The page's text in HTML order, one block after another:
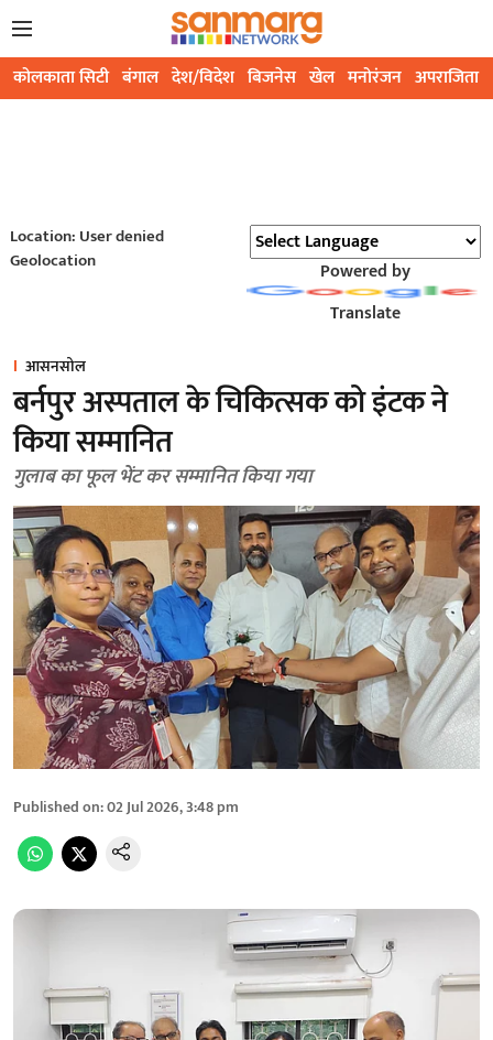
कोलकाता सिटी बंगाल देश/विदेश बिजनेस खेल मनोरंजन अपराजिता
Location: User denied
Geolocation
Powered by
Translate
आसनसोल
बर्नपुर अस्पताल के चिकित्सक को इंटक ने
किया सम्मानित
गुलाब का फूल भेंट कर सम्मानित किया गया
Published on:02 Jul 2026, 3:48 pm